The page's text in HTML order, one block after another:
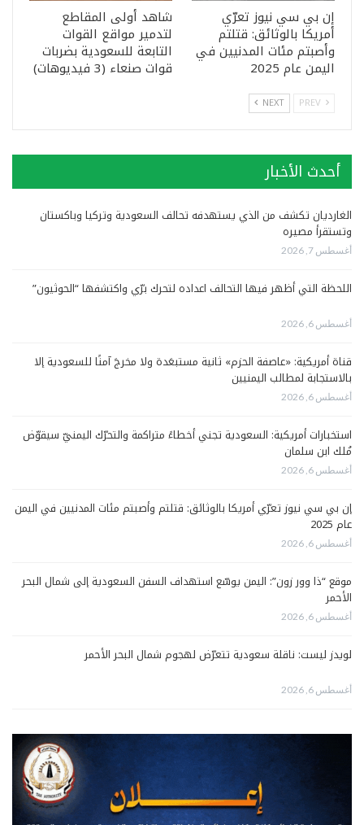
إن بي سي نيوز تعرّي
أمريكا بالوثائق: قتلتم
وأصبتم مئات المدنيين في
اليمن عام 2025
شاهد أولى المقاطع
لتدمير مواقع القوات
التابعة للسعودية بضربات
قوات صنعاء (3 فيديوهات)
NEXT
أحدث الأخبار
الغارديان تكشف من الذي يستهدفه تحالف السعودية وتركيا وباكستان
وتستقرأ مصيره
أغسطس 7, 2026
اللحظة التي أظهر فيها التحالف اعداده لتحرك برّي واكتشفها “الحوثيون”
أغسطس 6, 2026
قناة أمريكية: «عاصفة الحزم» ثانية مستبعَدة ولا مخرجَ آمنًا للسعودية إلا
بالاستجابة لمطالب اليمنيين
أغسطس 6, 2026
استخبارات أمريكية: السعودية تجني أخطاءً متراكمة والتحرّك اليمنيّ سيقوّض
مُلك ابن سلمان
أغسطس 6, 2026
إن بي سي نيوز تعرّي أمريكا بالوثائق: قتلتم وأصبتم مئات المدنيين في اليمن
عام 2025
أغسطس 6, 2026
موقع “ذا وور زون”: اليمن يوسّع استهداف السفن السعودية إلى شمال البحر
الأحمر
أغسطس 6, 2026
لويدز ليست: ناقلة سعودية تتعرّض لهجوم شمال البحر الأحمر
أغسطس 6, 2026